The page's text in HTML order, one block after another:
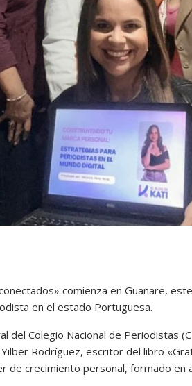
comienza en Guanare,
en el estado Portuguesa.
del Colegio Nacional de Periodistas
Rodríguez, escritor del libro
de crecimiento personal, formado en